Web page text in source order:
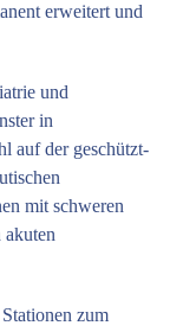
erweitert und
und
in
auf der geschützt-
mit schweren
zum